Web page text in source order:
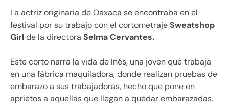
La actriz originaria de Oaxaca se encontraba en el
festival por su trabajo con el cortometrajeSweatshop
Girlde la directora Selma Cervantes.
Este corto narra la vida de Inés, una joven que trabaja
en una fábrica maquiladora, donde realizan pruebas de
embarazo a sus trabajadoras, hecho que pone en
aprietos a aquellas que llegan a quedar embarazadas.